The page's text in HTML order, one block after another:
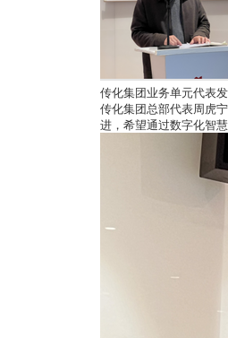
传化集团业务单元代表
传化集团总部代表周虎
进，希望通过数字化智